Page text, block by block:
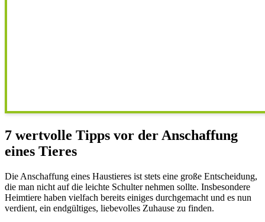
7 wertvolle Tipps vor der Anschaffung
eines Tieres
Die Anschaffung eines Haustieres ist stets eine große Entscheidung,
die man nicht auf die leichte Schulter nehmen sollte. Insbesondere
Heimtiere haben vielfach bereits einiges durchgemacht und es nun
verdient, ein endgültiges, liebevolles Zuhause zu finden.